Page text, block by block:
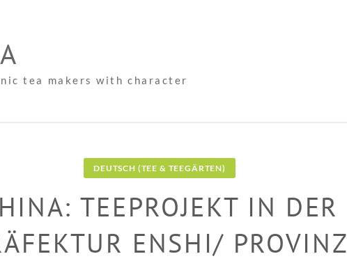
tea makers with character
DEUTSCH (TEE & TEEGÄRTEN)
TEEPROJEKT IN DER
ENSHI/ PROVINZ